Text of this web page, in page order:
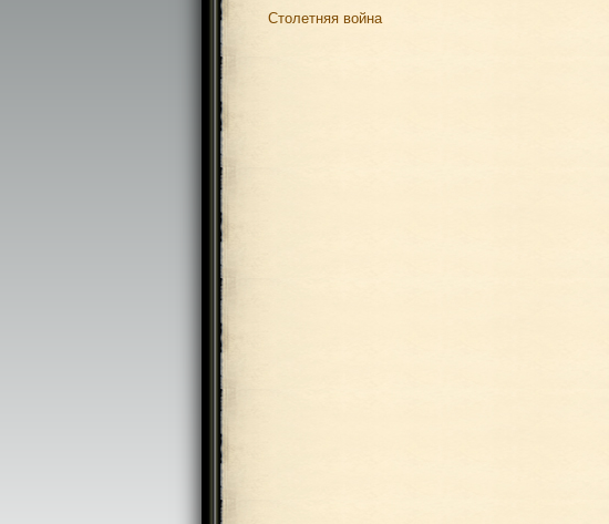
Столетняя война